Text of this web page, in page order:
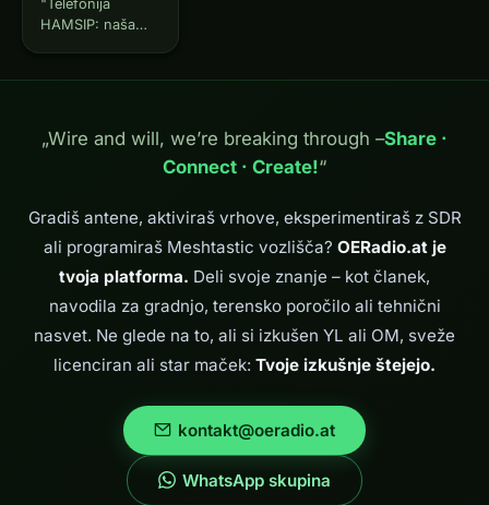
"Telefonija
HAMSIP: naša
v računalniku z
operacijskim
telefona SIP in
dodatne omrežne
strojne opreme. 1.
Zahtevajte dostop
Pojdite na…
„Wire and will, we’re breaking through –Share ·
Connect · Create!“
Gradiš antene, aktiviraš vrhove, eksperimentiraš z SDR
ali programiraš Meshtastic vozlišča? OERadio.at je
tvoja platforma. Deli svoje znanje – kot članek,
navodila za gradnjo, terensko poročilo ali tehnični
nasvet. Ne glede na to, ali si izkušen YL ali OM, sveže
licenciran ali star maček: Tvoje izkušnje štejejo.
kontakt@oeradio.at
WhatsApp skupina